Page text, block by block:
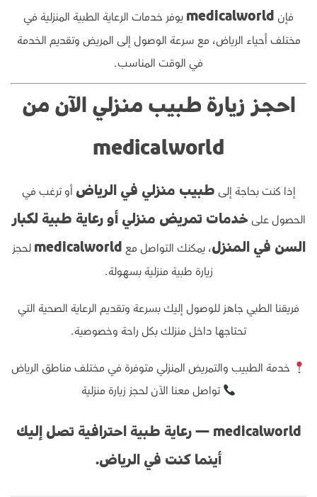
فإن medicalworld يوفر خدمات الرعاية الطبية المنزلية في
مختلف أحياء الرياض، مع سرعة الوصول إلى المريض وتقديم الخدمة
في الوقت المناسب.
احجز زيارة طبيب منزلي الآن من
medicalworld
إذا كنت بحاجة إلى طبيب منزلي في الرياض أو ترغب في
الحصول على خدمات تمريض منزلي أو رعاية طبية لكبار
السن في المنزل، يمكنك التواصل مع medicalworld لحجز
زيارة طبية منزلية بسهولة.
فريقنا الطبي جاهز للوصول إليك بسرعة وتقديم الرعاية الصحية التي
تحتاجها داخل منزلك بكل راحة وخصوصية.
خدمة الطبيب والتمريض المنزلي متوفرة في مختلف مناطق الرياض
تواصل معنا الآن لحجز زيارة منزلية
medicalworld — رعاية طبية احترافية تصل إليك
أينما كنت في الرياض.